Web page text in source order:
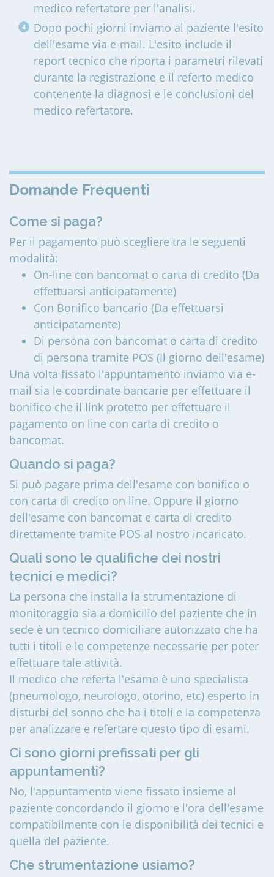
medico refertatore per l'analisi.
Dopo pochi giorni inviamo al paziente l'esito
dell'esame via e-mail. L'esito include il
report tecnico che riporta i parametri rilevati
durante la registrazione e il referto medico
contenente la diagnosi e le conclusioni del
medico refertatore.
Domande Frequenti
Come si paga?
Per il pagamento può scegliere tra le seguenti
modalità:
On-line con bancomat o carta di credito (Da
effettuarsi anticipatamente)
Con Bonifico bancario (Da effettuarsi
anticipatamente)
Di persona con bancomat o carta di credito
di persona tramite POS (Il giorno dell'esame)
Una volta fissato l'appuntamento inviamo via e-
mail sia le coordinate bancarie per effettuare il
bonifico che il link protetto per effettuare il
pagamento on line con carta di credito o
bancomat.
Quando si paga?
Si può pagare prima dell'esame con bonifico o
con carta di credito on line. Oppure il giorno
dell'esame con bancomat e carta di credito
direttamente tramite POS al nostro incaricato.
Quali sono le qualifiche dei nostri
tecnici e medici?
La persona che installa la strumentazione di
monitoraggio sia a domicilio del paziente che in
sede è un tecnico domiciliare autorizzato che ha
tutti i titoli e le competenze necessarie per poter
effettuare tale attività.
Il medico che referta l'esame è uno specialista
(pneumologo, neurologo, otorino, etc) esperto in
disturbi del sonno che ha i titoli e la competenza
per analizzare e refertare questo tipo di esami.
Ci sono giorni prefissati per gli
appuntamenti?
No, l'appuntamento viene fissato insieme al
paziente concordando il giorno e l'ora dell'esame
compatibilmente con le disponibilità dei tecnici e
quella del paziente.
Che strumentazione usiamo?